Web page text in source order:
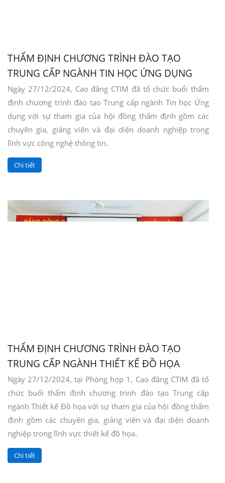
THẨM ĐỊNH CHƯƠNG TRÌNH ĐÀO TẠO
TRUNG CẤP NGÀNH TIN HỌC ỨNG DỤNG
Ngày 27/12/2024, Cao đẳng CTIM đã tổ chức buổi thẩm
định chương trình đào tạo Trung cấp ngành Tin học Ứng
dụng với sự tham gia của hội đồng thẩm định gồm các
chuyên gia, giảng viên và đại diện doanh nghiệp trong
lĩnh vực công nghệ thông tin.
Chi tiết
THẨM ĐỊNH CHƯƠNG TRÌNH ĐÀO TẠO
TRUNG CẤP NGÀNH THIẾT KẾ ĐỒ HỌA
Ngày 27/12/2024, tại Phòng họp 1, Cao đẳng CTIM đã tổ
chức buổi thẩm định chương trình đào tạo Trung cấp
ngành Thiết kế Đồ họa với sự tham gia của hội đồng thẩm
định gồm các chuyên gia, giảng viên và đại diện doanh
nghiệp trong lĩnh vực thiết kế đồ họa.
Chi tiết